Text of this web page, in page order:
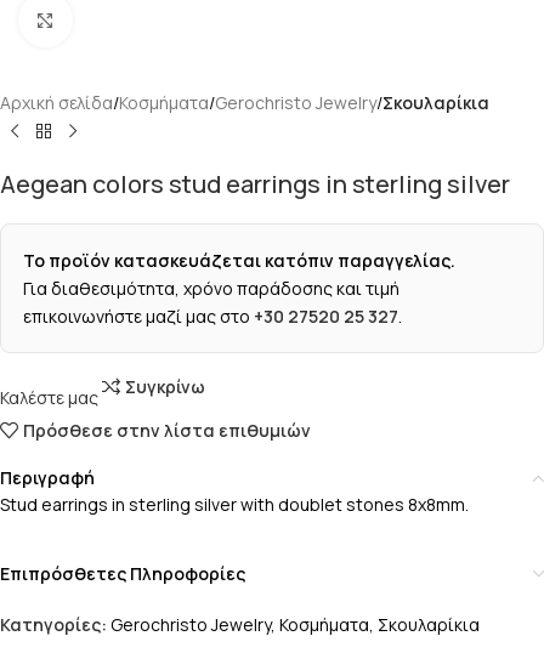
Αρχική σελίδα Κοσμήματα Gerochristo Jewelry Σκουλαρίκια
Aegean colors stud earrings in sterling silver
Το προϊόν κατασκευάζεται κατόπιν παραγγελίας.
Για διαθεσιμότητα, χρόνο παράδοσης και τιμή
επικοινωνήστε μαζί μας στο +30 27520 25 327.
Καλέστε μας
Συγκρίνω
Πρόσθεσε στην λίστα επιθυμιών
Περιγραφή
Stud earrings in sterling silver with doublet stones 8x8mm.
Επιπρόσθετες Πληροφορίες
Κατηγορίες: Gerochristo Jewelry, Κοσμήματα, Σκουλαρίκια